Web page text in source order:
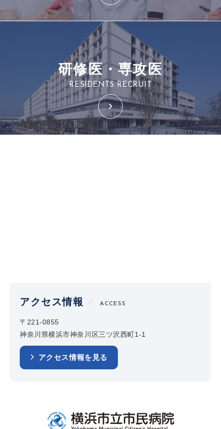
研修医・専攻医
RESIDENTS RECRUIT
アクセス情報 ACCESS
〒221-0855
神奈川県横浜市神奈川区三ツ沢西町1-1
アクセス情報を見る